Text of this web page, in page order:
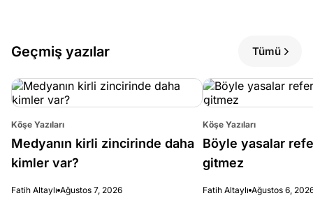
Geçmiş yazılar Tümü
Köşe Yazıları
Medyanın kirli zincirinde daha
kimler var?
Fatih Altaylı Ağustos 7, 2026
Köşe Yazıları
Böyle yasalar
gitmez
Fatih Altaylı Ağustos 6,